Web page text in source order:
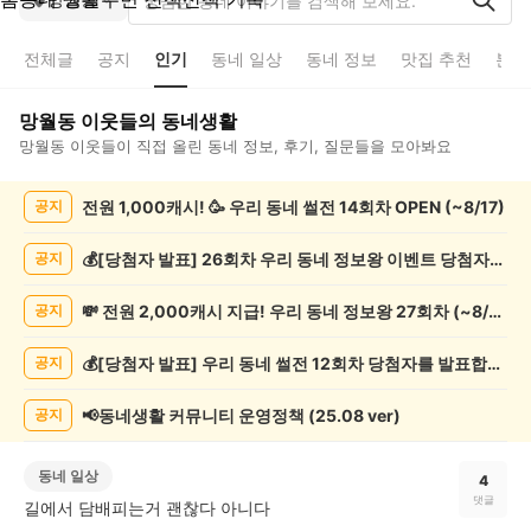
전체글 공지 인기 동네 일상 동네 정보 맛집 추천 분
망월동 이웃들의 동네생활
망월동 이웃들이 직접 올린 동네 정보, 후기, 질문들을 모아봐요
공지 전원 1,000캐시! 🥳 우리 동네 썰전 14회차 OPEN (~8/17)
공지 💰[당첨자 발표] 26회차 우리 동네 정보왕 이벤트 당첨자를 발표합니다!
공지 💸 전원 2,000캐시 지급! 우리 동네 정보왕 27회차 (~8/10)
공지 💰[당첨자 발표] 우리 동네 썰전 12회차 당첨자를 발표합니다!
공지 📢동네생활 커뮤니티 운영정책 (25.08 ver)
동네 일상
길에서 담배피는거 괜찮다 아니다
4
댓글